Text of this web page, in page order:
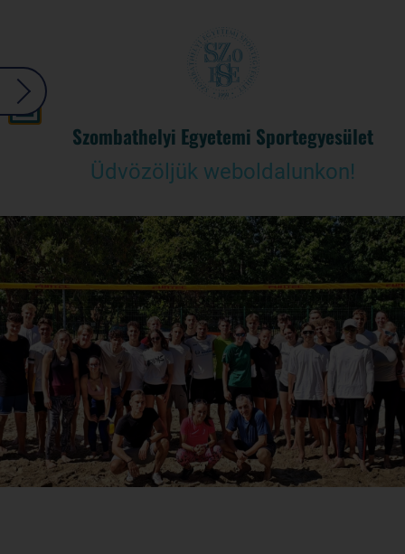
Szombathelyi Egyetemi Sportegyesület
Üdvözöljük weboldalunkon!